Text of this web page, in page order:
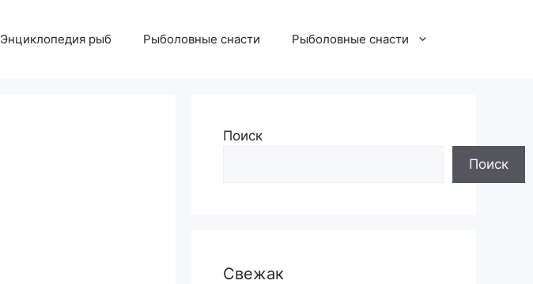
Энциклопедия рыб Рыболовные снасти Рыболовные снасти
Поиск
Поиск
Свежак